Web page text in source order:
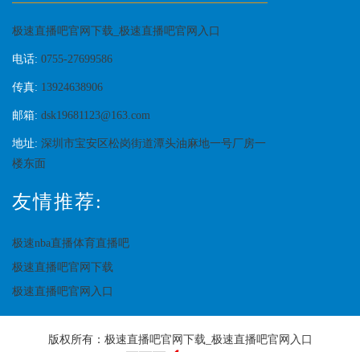
极速直播吧官网下载_极速直播吧官网入口
电话: 0755-27699586
传真: 13924638906
邮箱: dsk19681123@163.com
地址: 深圳市宝安区松岗街道潭头油麻地一号厂房一
楼东面
友情推荐:
极速nba直播体育直播吧
极速直播吧官网下载
极速直播吧官网入口
版权所有： 极速直播吧官网下载_极速直播吧官网入口